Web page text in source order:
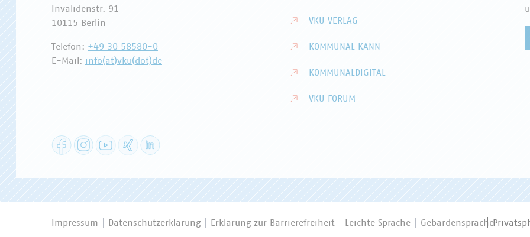
Invalidenstr. 91
10115 Berlin
Telefon: +49 30 58580-0
E-Mail: info(at)vku(dot)de
VKU VERLAG
KOMMUNAL KANN
KOMMUNALDIGITAL
VKU FORUM
FacebookInstagramYouTube XING
Impressum Datenschutzerklärung Erklärung zur Barrierefreiheit Leichte Sprache Gebärdensprache